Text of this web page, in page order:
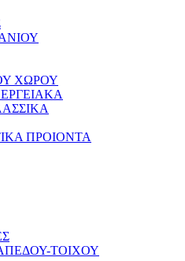
ΧΩΡΟΥ
ΠΡΟΙΟΝΤΑ
ΤΟΙΧΟΥ